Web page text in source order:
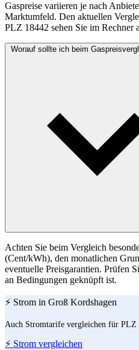
Gaspreise variieren je nach
Marktumfeld. Den aktuellen
PLZ 18442 sehen Sie im Rechner
Worauf sollte ich beim
Achten Sie beim Vergleich
(Cent/kWh), den monatlichen
eventuelle Preisgarantien. Prüfen
an Bedingungen geknüpft ist.
⚡ Strom in Groß Kordshagen
Auch Stromtarife vergleichen für PLZ
⚡ Strom vergleichen